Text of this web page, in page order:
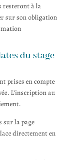
resteront à la
sur son obligation
du stage
prises en compte
L’inscription au
sur la page
directement en